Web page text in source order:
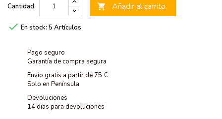
Cantidad  Añadir al carrito
 En stock: 5 Artículos
Pago seguro
Garantía de compra segura
Envío gratis a partir de 75 €
Solo en Península
Devoluciones
14 dias para devoluciones